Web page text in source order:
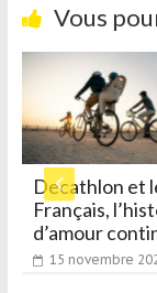
Vous
Decathlon et
Français,
d’amour
15 novembre